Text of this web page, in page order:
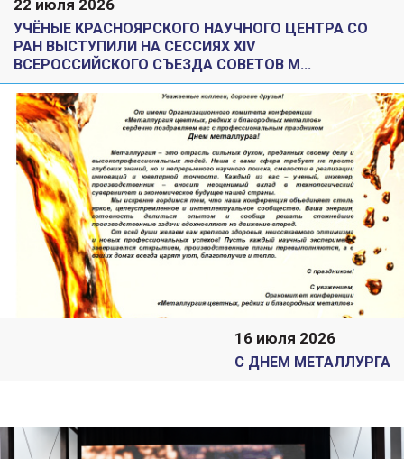
22 июля 2026
УЧЁНЫЕ КРАСНОЯРСКОГО НАУЧНОГО ЦЕНТРА СО
РАН ВЫСТУПИЛИ НА СЕССИЯХ XIV
ВСЕРОССИЙСКОГО СЪЕЗДА СОВЕТОВ М...
16 июля 2026
С ДНЕМ МЕТАЛЛУРГА